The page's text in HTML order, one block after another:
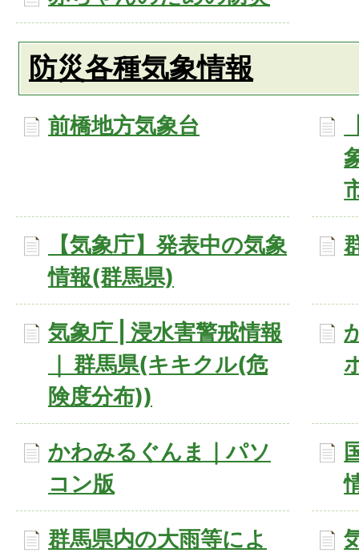
防災各種気象情報
前橋地方気象台
【気象庁】発表中の気象
情報(群馬県)
気象庁 | 浸水害警戒情報
｜ 群馬県(キキクル(危
険度分布))
かわみるぐんま｜パソ
コン版
群馬県内の大雨等によ